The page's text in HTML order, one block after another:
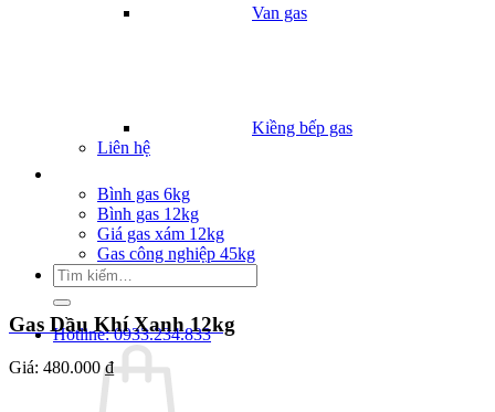
Van gas
Kiềng bếp gas
Liên hệ
Bình gas 6kg
Bình gas 12kg
Giá gas xám 12kg
Gas công nghiệp 45kg
Tìm
kiếm:
Hotline: 0933.234.833
Gas Dầu Khí Xanh 12kg
Giá: 480.000 ₫